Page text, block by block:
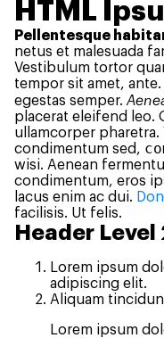
HTML
Pellentesque
netus et malesuada
Vestibulum tortor
tempor sit amet,
egestas semper.
placerat eleifend leo.
ullamcorper
condimentum sed,
wisi. Aenean
condimentum, eros
lacus enim ac dui.
facilisis. Ut felis.
Header Level
Lorem ipsum
adipiscing elit.
Aliquam
Lorem ipsum